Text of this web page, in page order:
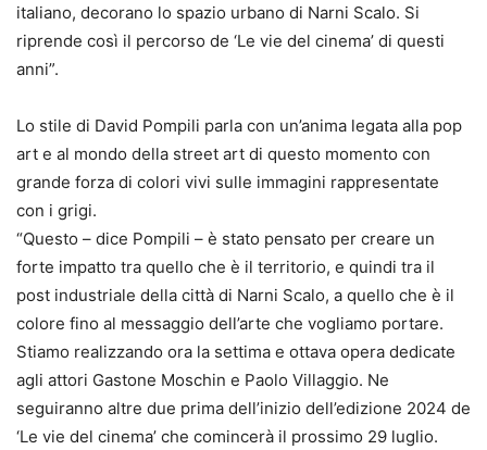
italiano, decorano lo spazio urbano di Narni Scalo. Si
riprende così il percorso de ‘Le vie del cinema’ di questi
anni”.
Lo stile di David Pompili parla con un’anima legata alla pop
art e al mondo della street art di questo momento con
grande forza di colori vivi sulle immagini rappresentate
con i grigi.
“Questo – dice Pompili – è stato pensato per creare un
forte impatto tra quello che è il territorio, e quindi tra il
post industriale della città di Narni Scalo, a quello che è il
colore fino al messaggio dell’arte che vogliamo portare.
Stiamo realizzando ora la settima e ottava opera dedicate
agli attori Gastone Moschin e Paolo Villaggio. Ne
seguiranno altre due prima dell’inizio dell’edizione 2024 de
‘Le vie del cinema’ che comincerà il prossimo 29 luglio.